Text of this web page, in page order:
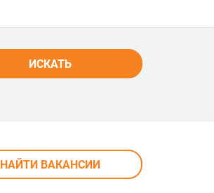
ИСКАТЬ
НАЙТИ ВАКАНСИИ